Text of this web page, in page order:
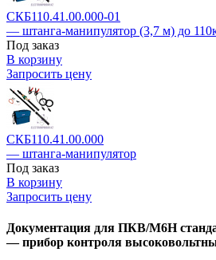
СКБ110.41.00.000-01
— штанга-манипулятор (3,7 м) до
Под заказ
В корзину
Запросить цену
СКБ110.41.00.000
— штанга-манипулятор
Под заказ
В корзину
Запросить цену
Документация для ПКВ/М6Н
— прибор контроля